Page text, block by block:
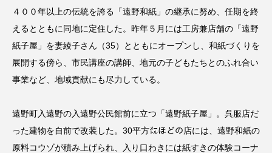
４００年以上の伝統を誇る「遠野和紙」の継承に努め、任期を終
えるとともに同地に定住した。昨年５月には工房兼店舗の「遠野
紙子屋」を妻綾子さん（35）とともにオープンし、和紙づくりを
展開する傍ら、市民講座の講師、地元の子どもたちとのふれ合い
事業など、地域貢献にも尽力している。
遠野町入遠野の入遠野公民館前に立つ「遠野紙子屋」。呉服店だ
った建物を自前で改装した。30平方㍍ほどの店には、遠野和紙の
原料コウゾが積み上げられ、入り口わきには紙すきの体験コーナ